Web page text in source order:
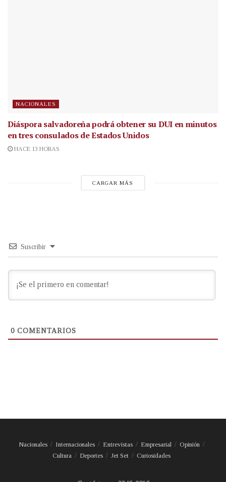
NACIONALES
Diáspora salvadoreña podrá obtener su DUI en minutos
en tres consulados de Estados Unidos
HACE 13 HORAS
CARGAR MÁS
Suscribir
0 COMENTARIOS
Nacionales Internacionales Entrevistas Empresarial
Opinión
Cultura
Deportes Jet Set Curiosidades